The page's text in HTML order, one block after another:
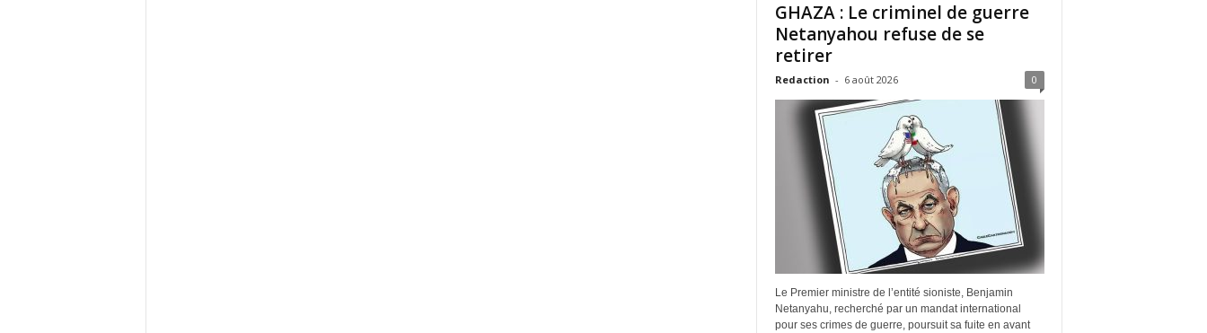
GHAZA : Le criminel de guerre
Netanyahou refuse de se
retirer
Redaction - 6 août 2026 0
Le Premier ministre de l’entité sioniste, Benjamin
Netanyahu, recherché par un mandat international
pour ses crimes de guerre, poursuit sa fuite en avant